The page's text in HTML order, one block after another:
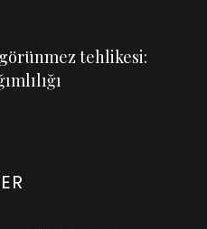
tehlikesi: